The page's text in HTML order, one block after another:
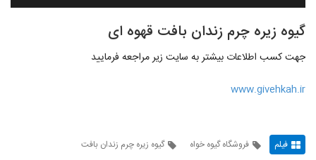
گیوه زیره چرم زندان بافت قهوه ای
جهت کسب اطلاعات بیشتر به سایت زیر مراجعه فرمایید
www.givehkah.ir
فیلم فروشگاه گیوه خواه
گیوه زیره چرم زندان بافت